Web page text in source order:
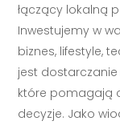
łączący lokalną
Inwestujemy w
biznes, lifestyle,
jest dostarczanie
które pomagają
decyzje. Jako